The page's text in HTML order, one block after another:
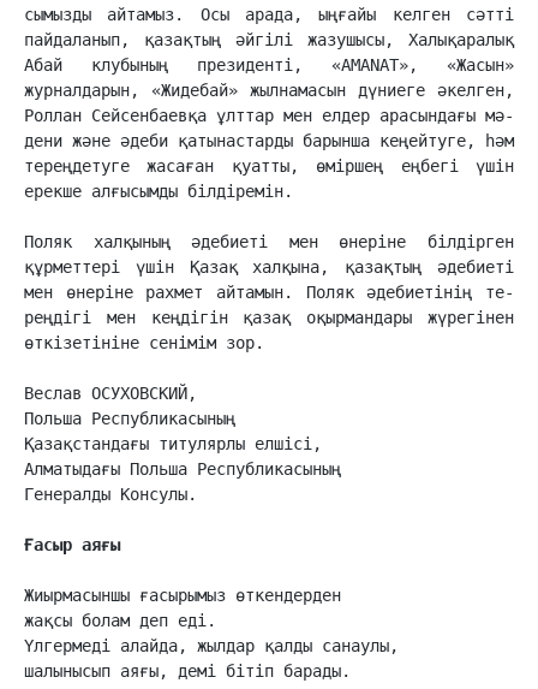
сымызды айтамыз. Осы арада, ыңғайы келген сәтті
пайдаланып, қазақтың әй­гілі жазушысы, Ха­лықаралық
Абай клубының президенті, «AMANAT», «Жасын»
журналдарын, «Жидебай» жылнама­сын дүниеге әкелген,
Роллан Сейсенбаевқа ұлт­тар мен елдер арасындағы мә­
дени және әдеби қатынастарды барынша ке­ңей­туге, һәм
тереңдетуге жасаған қуат­ты, өміршең еңбегі үшін
ерекше алғы­сым­­ды білдіремін.
Поляк халқының әдебиеті мен өнеріне білдірген
құрметтері үшін Қазақ хал­қына, қазақтың әдебиеті
мен өнеріне рахмет айтамын. Поляк әдебиетінің те­
реңдігі мен кеңдігін қазақ оқырмандары жүрегінен
өткізетініне сенімім зор.
Веслав ОСУХОВСКИЙ,
Польша Республикасының
Қазақстандағы титулярлы елшісі,
Алматыдағы Польша Республикасының
Генералды Консулы.
Ғасыр аяғы
Жиырмасыншы ғасырымыз өткендерден
жақсы болам деп еді.
Үлгермеді алайда, жылдар қалды санаулы,
шалынысып аяғы, демі бітіп барады.